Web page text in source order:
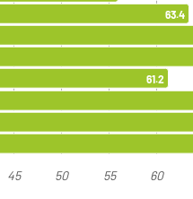
45 50 55 60
63.4
61.2